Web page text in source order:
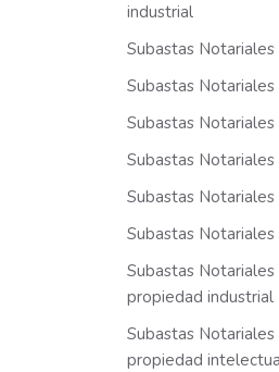
industrial
Subastas
Subastas
Subastas
Subastas
Subastas
Subastas
Subastas
propiedad industrial
Subastas
propiedad